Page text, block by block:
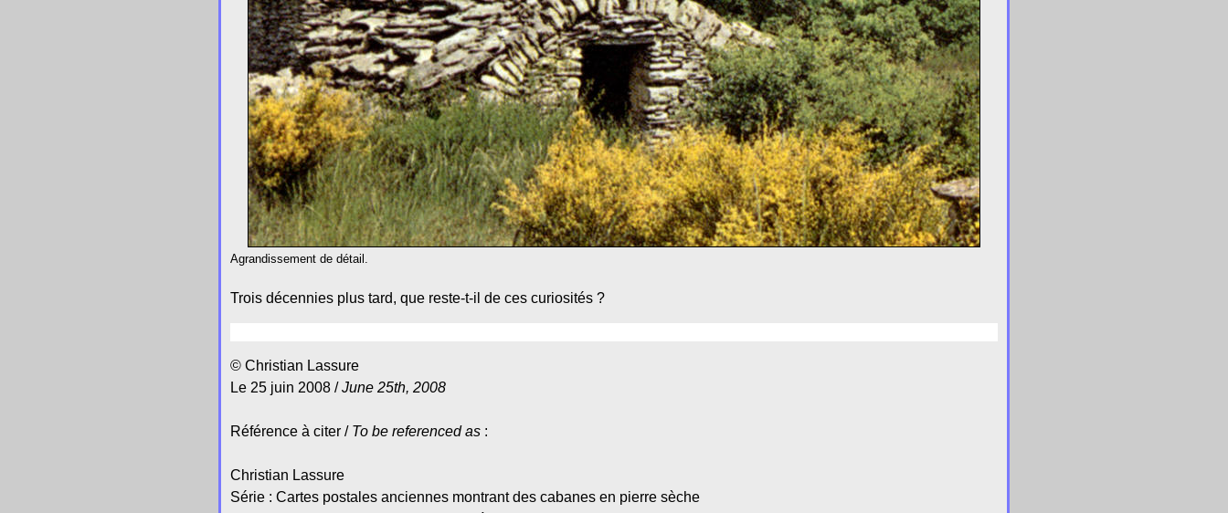
Agrandissement de détail.
Trois décennies plus tard, que reste-t-il de ces curiosités ?
© Christian Lassure
Le 25 juin 2008 /June 25th, 2008
Référence à citer / To be referenced as :
Christian Lassure
Série : Cartes postales anciennes montrant des cabanes en pierre sèche